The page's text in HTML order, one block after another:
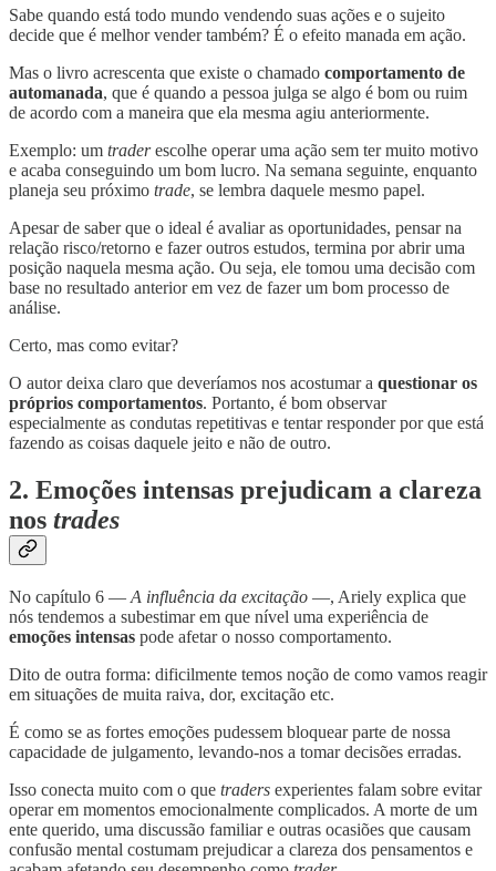
Sabe quando está todo mundo vendendo suas ações e o sujeito
decide que é melhor vender também? É o efeito manada em ação.
Mas o livro acrescenta que existe o chamado comportamento de
automanada, que é quando a pessoa julga se algo é bom ou ruim
de acordo com a maneira que ela mesma agiu anteriormente.
Exemplo: um traderescolhe operar uma ação sem ter muito motivo
e acaba conseguindo um bom lucro. Na semana seguinte, enquanto
planeja seu próximo trade, se lembra daquele mesmo papel.
Apesar de saber que o ideal é avaliar as oportunidades, pensar na
relação risco/retorno e fazer outros estudos, termina por abrir uma
posição naquela mesma ação. Ou seja, ele tomou uma decisão com
base no resultado anterior em vez de fazer um bom processo de
análise.
Certo, mas como evitar?
O autor deixa claro que deveríamos nos acostumar a questionar os
próprios comportamentos. Portanto, é bom observar
especialmente as condutas repetitivas e tentar responder por que está
fazendo as coisas daquele jeito e não de outro.
2. Emoções intensas prejudicam a clareza
nos trades
No capítulo 6 — A influência da excitação —, Ariely explica que
nós tendemos a subestimar em que nível uma experiência de
emoções intensas pode afetar o nosso comportamento.
Dito de outra forma: dificilmente temos noção de como vamos reagir
em situações de muita raiva, dor, excitação etc.
É como se as fortes emoções pudessem bloquear parte de nossa
capacidade de julgamento, levando-nos a tomar decisões erradas.
Isso conecta muito com o que traders experientes falam sobre evitar
operar em momentos emocionalmente complicados. A morte de um
ente querido, uma discussão familiar e outras ocasiões que causam
confusão mental costumam prejudicar a clareza dos pensamentos e